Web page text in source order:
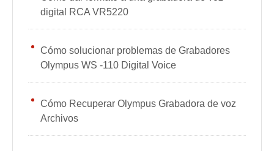
digital RCA VR5220
Cómo solucionar problemas de Grabadores
Olympus WS -110 Digital Voice
Cómo Recuperar Olympus Grabadora de voz
Archivos